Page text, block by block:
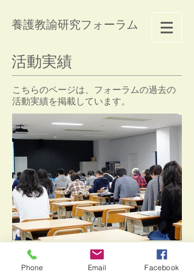
養護教諭研究フォーラム
活動実績
こちらのページは、フォーラムの過去の
活動実績を掲載しています。
© 2025 by yougo-forum.com
Phone Email Facebook